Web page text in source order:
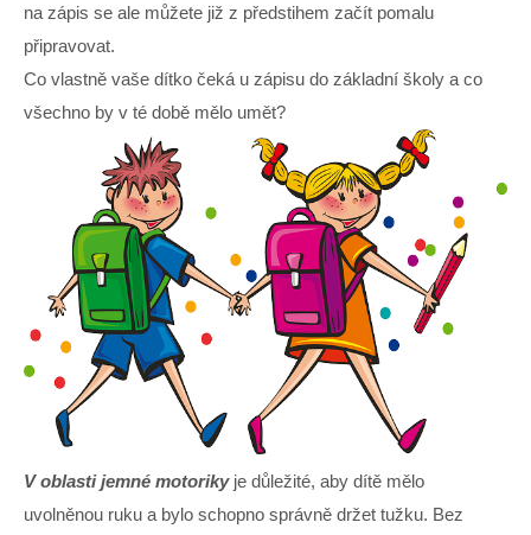
na zápis se ale můžete již z předstihem začít pomalu
připravovat.
Co vlastně vaše dítko čeká u zápisu do základní školy a co
všechno by v té době mělo umět?
V oblasti jemné motoriky je důležité, aby dítě mělo
uvolněnou ruku a bylo schopno správně držet tužku. Bez